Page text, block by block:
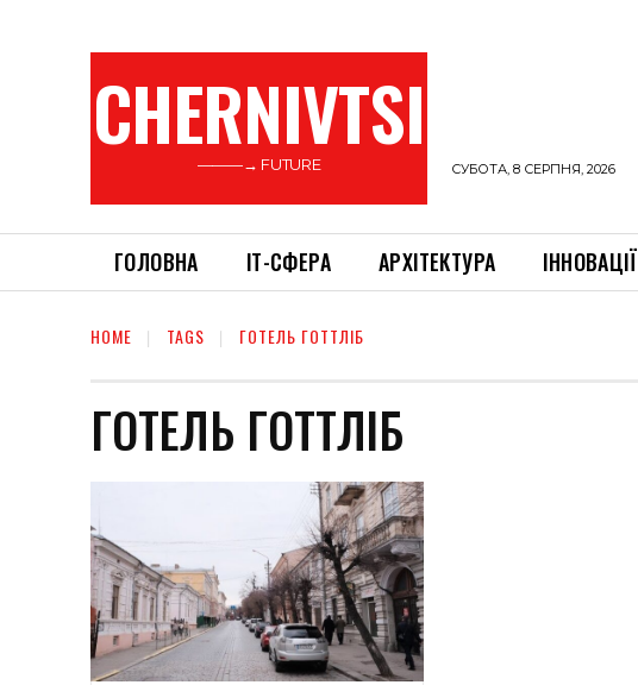
CHERNIVTSI
———→ FUTURE СУБОТА, 8 СЕРПНЯ, 2026
ГОЛОВНА ІТ-СФЕРА АРХІТЕКТУРА ІННОВАЦІЇ
HOME TAGS ГОТЕЛЬ ГОТТЛІБ
ГОТЕЛЬ ГОТТЛІБ